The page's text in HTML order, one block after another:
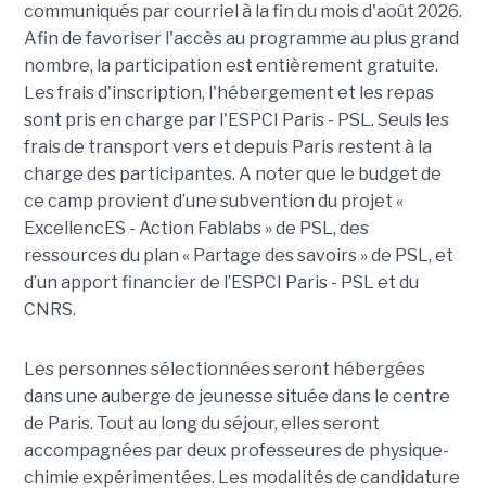
communiqués par courriel à la fin du mois d'août 2026.
Afin de favoriser l'accès au programme au plus grand
nombre, la participation est entièrement gratuite.
Les frais d'inscription, l'hébergement et les repas
sont pris en charge par l'ESPCI Paris - PSL. Seuls les
frais de transport vers et depuis Paris restent à la
charge des participantes. A noter que le budget de
ce camp provient d’une subvention du projet «
ExcellencES - Action Fablabs » de PSL, des
ressources du plan « Partage des savoirs » de PSL, et
d’un apport financier de l’ESPCI Paris - PSL et du
CNRS.
Les personnes sélectionnées seront hébergées
dans une auberge de jeunesse située dans le centre
de Paris. Tout au long du séjour, elles seront
accompagnées par deux professeures de physique-
chimie expérimentées. Les modalités de candidature